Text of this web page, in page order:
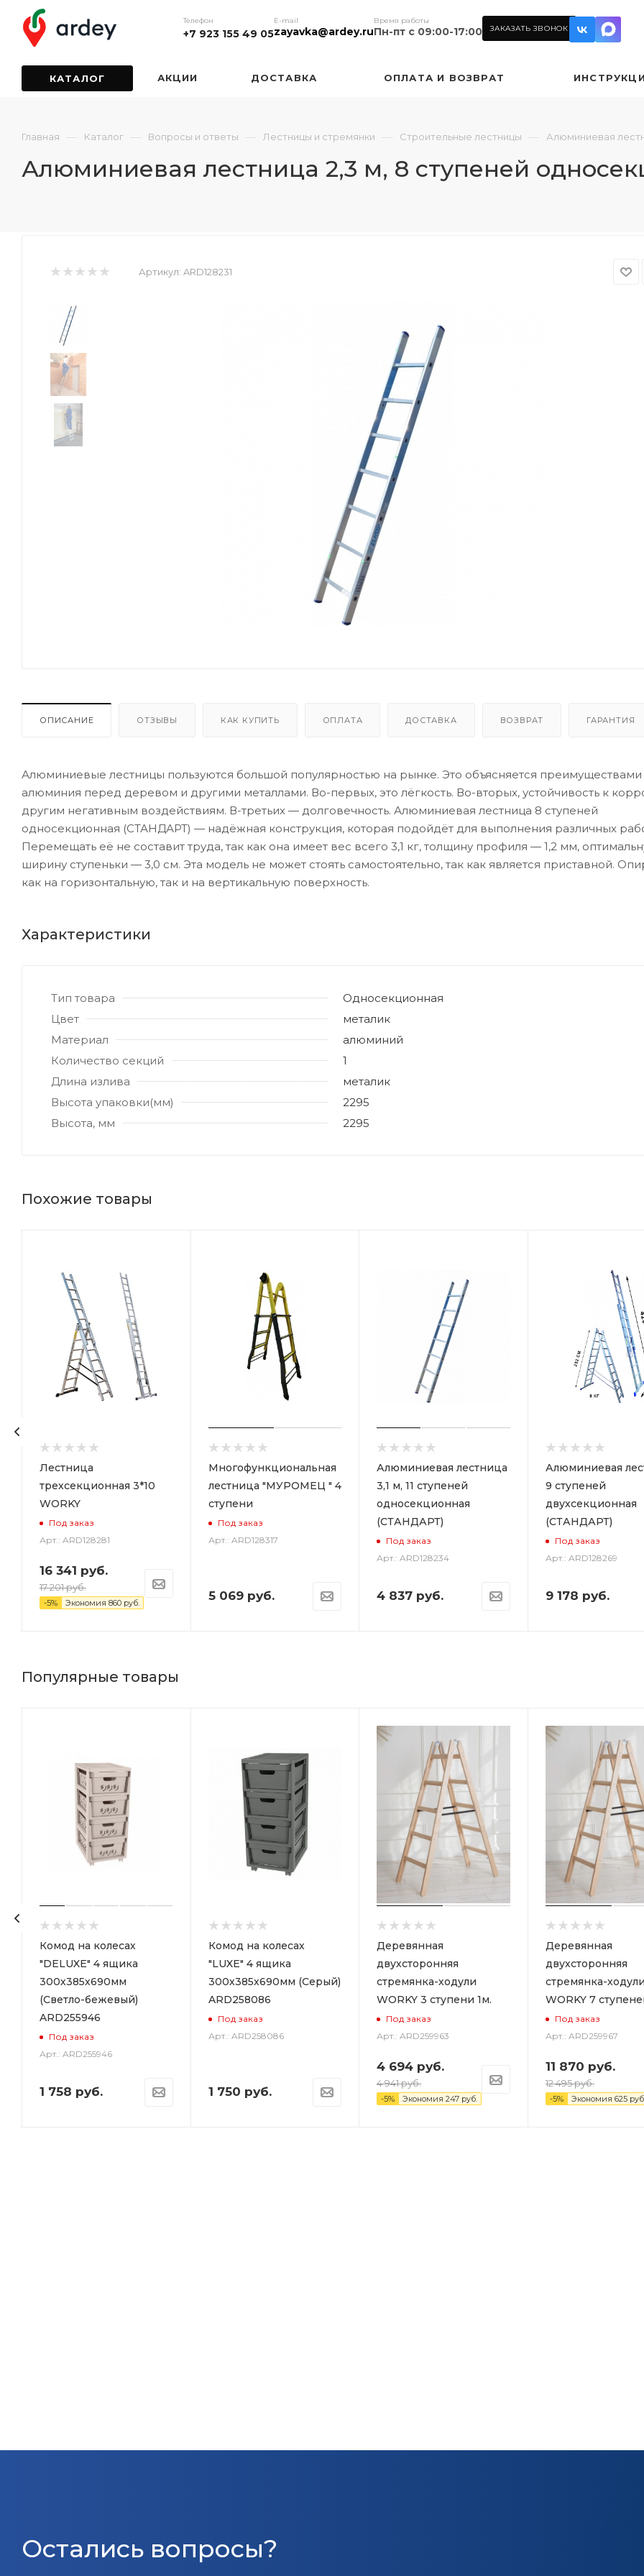
Телефон
+7 923 155 49 05
E-mail
zayavka@ardey.ru
Время работы
Пн-пт с 09:00-17:00 ЗАКАЗАТЬ ЗВОНОК
КАТАЛОГ АКЦИИ ДОСТАВКА ОПЛАТА И ВОЗВРАТ
Главная — Каталог — Вопросы и ответы — Лестницы и стремянки — Строительные лестницы — Алюминиевая
Алюминиевая лестница 2,3 м, 8 ступеней
Артикул: ARD128231
ОПИСАНИЕ ОТЗЫВЫ КАК КУПИТЬ ОПЛАТА ДОСТАВКА ВОЗВРАТ ГАРАНТИЯ
Алюминиевые лестницы пользуются большой популярностью на рынке. Это объясняется преимуществами
алюминия перед деревом и другими металлами. Во-первых, это лёгкость. Во-вторых, устойчивость к
другим негативным воздействиям. В-третьих — долговечность. Алюминиевая лестница 8 ступеней
односекционная (СТАНДАРТ) — надёжная конструкция, которая подойдёт для выполнения различных
Перемещать её не составит труда, так как она имеет вес всего 3,1 кг, толщину профиля — 1,2 мм,
ширину ступеньки — 3,0 см. Эта модель не может стоять самостоятельно, так как является приставной.
как на горизонтальную, так и на вертикальную поверхность.
Характеристики
Тип товара
Односекционная
Цвет
металик
Материал
алюминий
Количество секций
1
Длина излива
металик
Высота упаковки(мм)
2295
Высота, мм
2295
Похожие товары
Лестница
трехсекционная 3*10
WORKY
Под заказ
Арт.: ARD128281
16 341 руб.
17 201руб.
-5% Экономия 860руб.
Многофункциональная
лестница "МУРОМЕЦ " 4
ступени
Под заказ
Арт.: ARD128317
5 069руб.
Алюминиевая лестница
3,1 м, 11 ступеней
односекционная
(СТАНДАРТ)
Под заказ
Арт.: ARD128234
4 837 руб.
Алюминиевая
9 ступеней
двухсекционная
(СТАНДАРТ)
Под заказ
Арт.: ARD128269
9 178 руб.
Популярные товары
Комод на колесах
"DELUXE" 4 ящика
300х385х690мм
(Светло-бежевый)
ARD255946
Под заказ
Арт.: ARD255946
1 758 руб.
Комод на колесах
"LUXE" 4 ящика
300х385х690мм (Серый)
ARD258086
Под заказ
Арт.: ARD258086
1 750 руб.
Деревянная
двухсторонняя
стремянка-ходули
WORKY 3 ступени 1м.
Под заказ
Арт.: ARD259963
4 694 руб.
4 941руб.
-5% Экономия 247 руб.
Деревянная
двухсторонняя
стремянка-ходули
WORKY 7
Под заказ
Арт.: ARD259967
11 870 руб.
12 495руб.
-5% Экономия 625
Остались вопросы?